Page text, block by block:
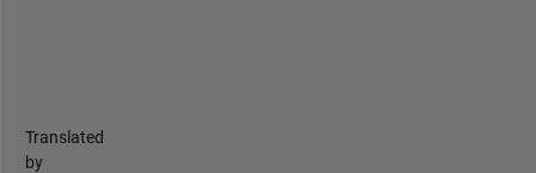
Translated
by